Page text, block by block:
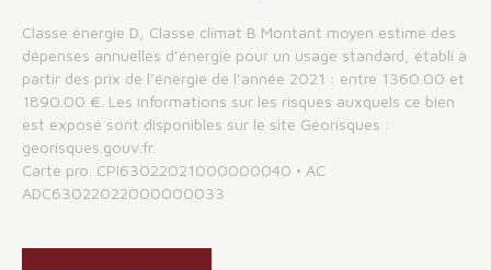
Classe énergie D, Classe climat B Montant moyen estimé des
dépenses annuelles d'énergie pour un usage standard, établi à
partir des prix de l'énergie de l'année 2021 : entre 1360.00 et
1890.00 €. Les informations sur les risques auxquels ce bien
est exposé sont disponibles sur le site Géorisques :
georisques.gouv.fr.
Carte pro. CPI63022021000000040 • AC
ADC63022022000000033